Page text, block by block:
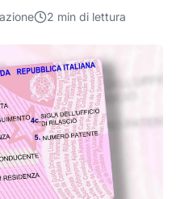
2 min di lettura